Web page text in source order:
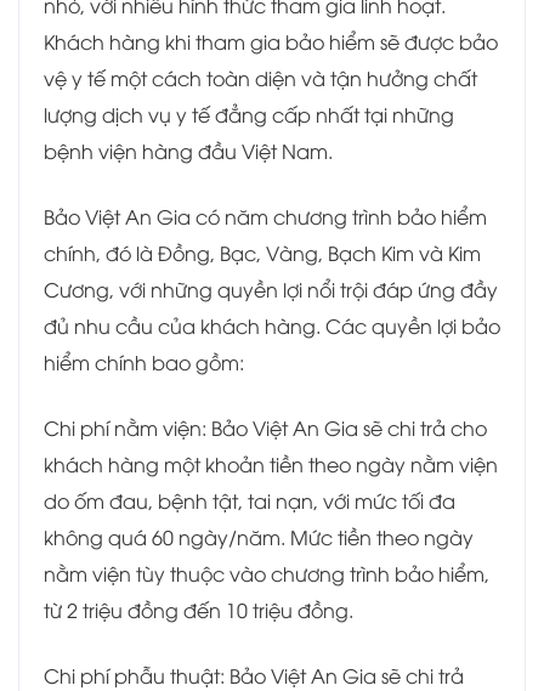
Khách hàng khi tham gia bảo hiểm sẽ được bảo
vệ y tế một cách toàn diện và tận hưởng chất
lượng dịch vụ y tế đẳng cấp nhất tại những
bệnh viện hàng đầu Việt Nam.
Bảo Việt An Gia có năm chương trình bảo hiểm
chính, đó là Đồng, Bạc, Vàng, Bạch Kim và Kim
Cương, với những quyền lợi nổi trội đáp ứng đầy
đủ nhu cầu của khách hàng. Các quyền lợi bảo
hiểm chính bao gồm:
Chi phí nằm viện: Bảo Việt An Gia sẽ chi trả cho
khách hàng một khoản tiền theo ngày nằm viện
do ốm đau, bệnh tật, tai nạn, với mức tối đa
không quá 60 ngày/năm. Mức tiền theo ngày
nằm viện tùy thuộc vào chương trình bảo hiểm,
từ 2 triệu đồng đến 10 triệu đồng.
Chi phí phẫu thuật: Bảo Việt An Gia sẽ chi trả